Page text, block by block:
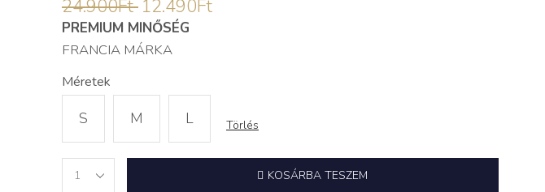
24.900Ft 12.490Ft
PREMIUM MINŐSÉG
FRANCIA MÁRKA
Méretek
S M L Törlés
FARMER
KOSÁRBA TESZEM